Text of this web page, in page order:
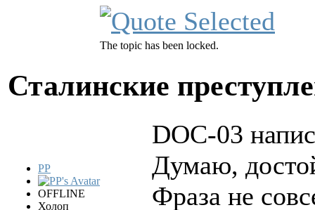
The topic has been locked.
Сталинские
PP
OFFLINE
Холоп
DOC-03
Думаю,
Фраза не